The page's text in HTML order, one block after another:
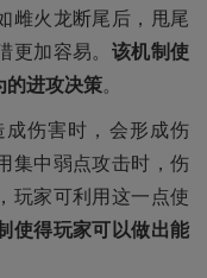
雌火龙断尾后，甩尾
加容易。 该机制使
的进攻决策。
伤害时，会形成伤
集中弱点攻击时，伤
玩家可利用这一点使
使得玩家可以做出能